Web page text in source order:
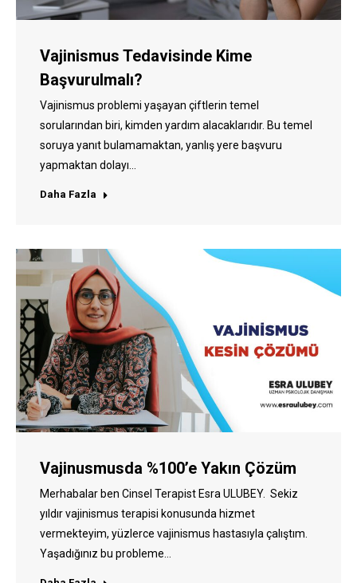
Vajinismus Tedavisinde Kime
Başvurulmalı?
Vajinismus problemi yaşayan çiftlerin temel
sorularından biri, kimden yardım alacaklarıdır. Bu temel
soruya yanıt bulamamaktan, yanlış yere başvuru
yapmaktan dolayı…
Daha Fazla
Vajinusmusda %100’e Yakın Çözüm
Merhabalar ben Cinsel Terapist Esra ULUBEY. Sekiz
yıldır vajinismus terapisi konusunda hizmet
vermekteyim, yüzlerce vajinismus hastasıyla çalıştım.
Yaşadığınız bu probleme…